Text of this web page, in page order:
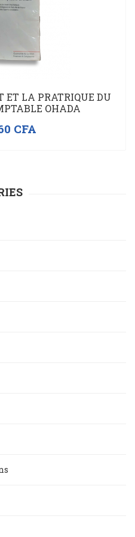
ET LA PRATRIQUE DU
OHADA
CFA